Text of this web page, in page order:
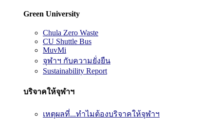
Green University
Chula Zero Waste
CU Shuttle Bus
MuvMi
จุฬาฯ กับความยั่งยืน
Sustainability Report
บริจาคให้จุฬาฯ
เหตุผลที่...ทำไมต้องบริจาคให้จุฬาฯ